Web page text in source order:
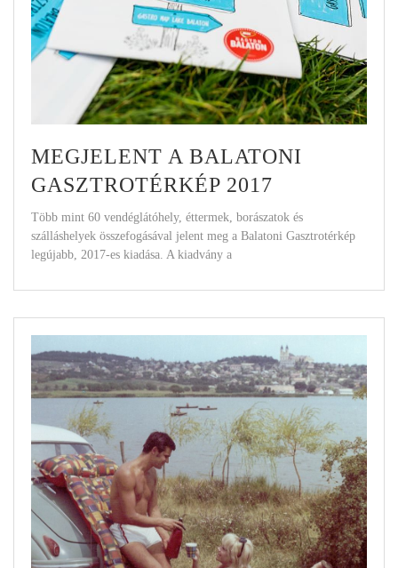
MEGJELENT A BALATONI
GASZTROTÉRKÉP 2017
Több mint 60 vendéglátóhely, éttermek, borászatok és
szálláshelyek összefogásával jelent meg a Balatoni Gasztrotérkép
legújabb, 2017-es kiadása. A kiadvány a